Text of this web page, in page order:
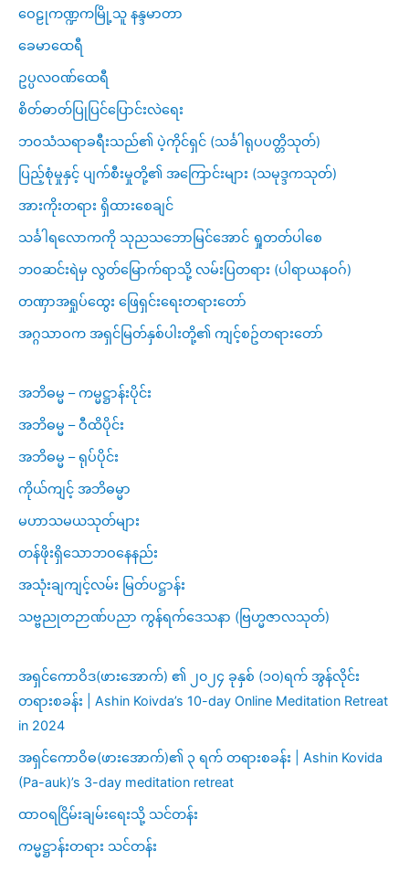
ဝေဠုကဏ္ဍကမြို့သူ နန္ဒမာတာ
ခေမာထေရီ
ဥပ္ပလဝဏ်ထေရီ
စိတ်ဓာတ်ပြုပြင်ပြောင်းလဲရေး
ဘဝသံသရာခရီးသည်၏ ပဲ့ကိုင်ရှင် (သင်္ခါရုပပတ္တိသုတ်)
ပြည့်စုံမှုနှင့် ပျက်စီးမှုတို့၏ အကြောင်းများ (သမုဒ္ဒကသုတ်)
အားကိုးတရား ရှိထားစေချင်
သင်္ခါရလောကကို သုညသဘောမြင်အောင် ရှုတတ်ပါစေ
ဘဝဆင်းရဲမှ လွတ်မြောက်ရာသို့ လမ်းပြတရား (ပါရာယနဝဂ်)
တဏှာအရှုပ်ထွေး ဖြေရှင်းရေးတရားတော်
အဂ္ဂသာဝက အရှင်မြတ်နှစ်ပါးတို့၏ ကျင့်စဥ်တရားတော်
အဘိဓမ္မ – ကမ္မဋ္ဌာန်းပိုင်း
အဘိဓမ္မ – ဝီထိပိုင်း
အဘိဓမ္မ – ရုပ်ပိုင်း
ကိုယ်ကျင့် အဘိဓမ္မာ
မဟာသမယသုတ်များ
တန်ဖိုးရှိသောဘဝနေနည်း
အသုံးချကျင့်လမ်း မြတ်ပဋ္ဌာန်း
သဗ္ဗညုတဉာဏ်ပညာ ကွန်ရက်ဒေသနာ (ဗြဟ္မဇာလသုတ်)
အရှင်ကောဝိဒ(ဖားအောက်) ၏ ၂၀၂၄ ခုနှစ် (၁၀)ရက် အွန်လိုင်း
တရားစခန်း | Ashin Koivda’s 10-day Online Meditation Retreat
in 2024
အရှင်ကောဝိဓ(ဖားအောက်)၏ ၃ ရက် တရားစခန်း | Ashin Kovida
(Pa-auk)’s 3-day meditation retreat
ထာဝရငြိမ်းချမ်းရေးသို့ သင်တန်း
ကမ္မဋ္ဌာန်းတရား သင်တန်း